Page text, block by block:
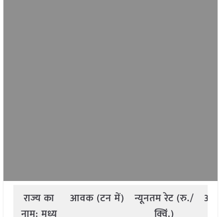
राज्यका
आवक (टनमें) न्यूनतमरेट (रु./